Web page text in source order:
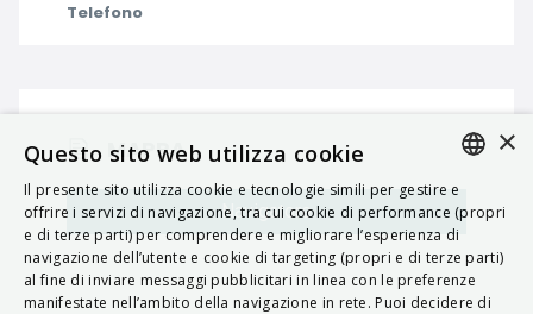
Telefono
MAPPA
Navigatore ITALIAN
ENGLISH
FRENCH
×
Questo sito web utilizza cookie
Il presente sito utilizza cookie e tecnologie simili per gestire e
offrire i servizi di navigazione, tra cui cookie di performance (propri
e di terze parti) per comprendere e migliorare l’esperienza di
navigazione dell’utente e cookie di targeting (propri e di terze parti)
al fine di inviare messaggi pubblicitari in linea con le preferenze
manifestate nell’ambito della navigazione in rete. Puoi decidere di